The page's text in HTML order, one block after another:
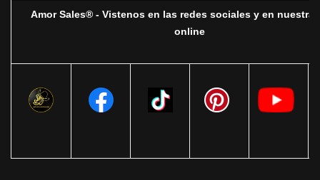
Amor Sales® - Vistenos en las redes sociales y en nuestra
online